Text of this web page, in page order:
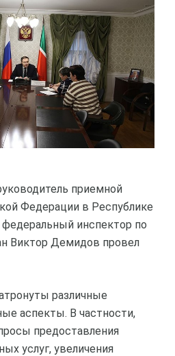
приемной
Федерации в Республике
инспектор по
Виктор Демидов провел
различные
аспекты. В частности,
предоставления
услуг, увеличения